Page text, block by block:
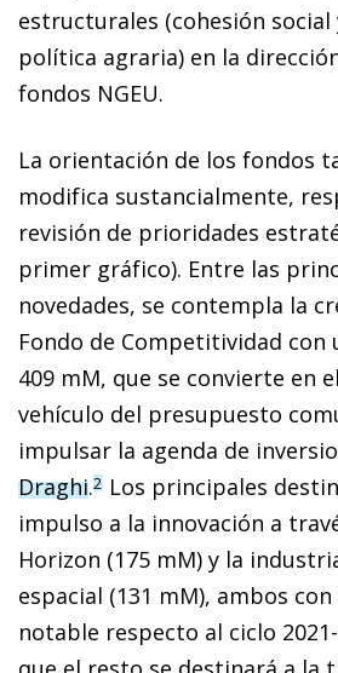
estructurales (cohesión
política agraria) en la
fondos NGEU.
La orientación de los fondos
modifica sustancialmente,
revisión de prioridades
primer gráfico). Entre las
novedades, se contempla la
Fondo de Competitividad con
409 mM, que se convierte en
vehículo del presupuesto
impulsar la agenda de
Draghi.2 Los principales
impulso a la innovación a
Horizon (175 mM) y la
espacial (131 mM), ambos
notable respecto al ciclo